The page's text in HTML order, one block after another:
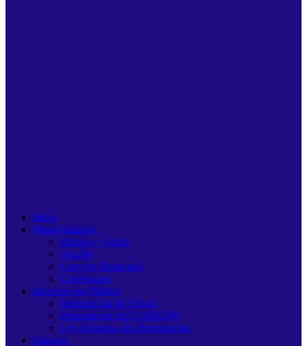
Inicio
Municipalidad
Misión y Visión
Alcalde
Concejo Municipal
Comisiones
Información Pública
Información de Oficio
Información del COMUDE
Ley Orgánica del Presupuesto
Historia